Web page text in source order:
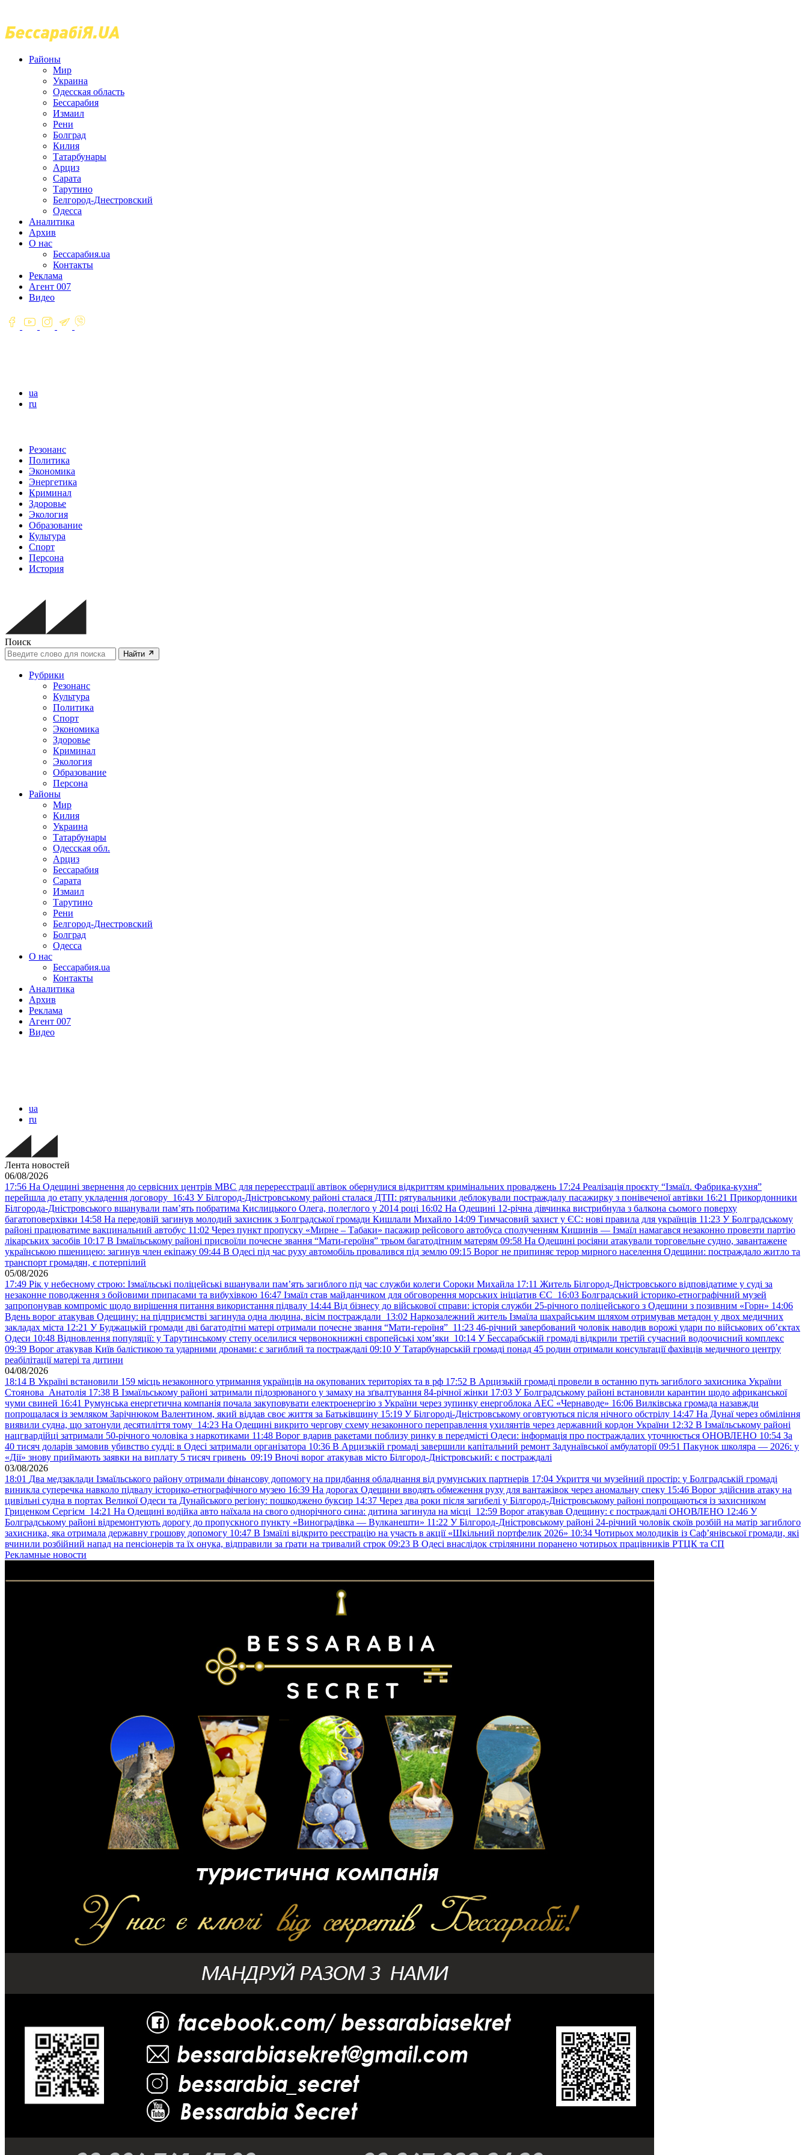
Районы
Мир
Украина
Одесская область
Бессарабия
Измаил
Рени
Болград
Килия
Татарбунары
Арциз
Сарата
Тарутино
Белгород-Днестровский
Одесса
Аналитика
Архив
О нас
Бессарабия.ua
Контакты
Реклама
Агент 007
Видео
ua
ru
Резонанс
Политика
Экономика
Энергетика
Криминал
Здоровье
Экология
Образование
Культура
Спорт
Персона
История
Поиск
Найти
Рубрики
Резонанс
Культура
Политика
Спорт
Экономика
Здоровье
Криминал
Экология
Образование
Персона
Районы
Мир
Килия
Украина
Татарбунары
Одесская обл.
Арциз
Бессарабия
Сарата
Измаил
Тарутино
Рени
Белгород-Днестровский
Болград
Одесса
О нас
Бессарабия.ua
Контакты
Аналитика
Архив
Реклама
Агент 007
Видео
ua
ru
Лента новостей
06/08/2026
17:56 На Одещині звернення до сервісних центрів МВС для перереєстрації автівок обернулися відкриттям кримінальних проваджень 17:24 Реалізація проєкту “Ізмаїл. Фабрика-кухня”
перейшла до етапу укладення договору 16:43 У Білгород-Дністровському районі сталася ДТП: рятувальники деблокували постраждалу пасажирку з понівеченої автівки 16:21 Прикордонники
Білгорода-Дністровського вшанували пам’ять побратима Кислицького Олега, полеглого у 2014 році 16:02 На Одещині 12-річна дівчинка вистрибнула з балкона сьомого поверху
багатоповерхівки 14:58 На передовій загинув молодий захисник з Болградської громади Кишлали Михайло 14:09 Тимчасовий захист у ЄС: нові правила для українців 11:23 У Болградському
районі працюватиме вакцинальний автобус 11:02 Через пункт пропуску «Мирне – Табаки» пасажир рейсового автобуса сполученням Кишинів — Ізмаїл намагався незаконно провезти партію
лікарських засобів 10:17 В Ізмаїльському районі присвоїли почесне звання “Мати-героїня” трьом багатодітним матерям 09:58 На Одещині росіяни атакували торговельне судно, завантажене
українською пшеницею: загинув член екіпажу 09:44 В Одесі під час руху автомобіль провалився під землю 09:15 Ворог не припиняє терор мирного населення Одещини: постраждало житло та
транспорт громадян, є потерпілий
05/08/2026
17:49 Рік у небесному строю: Ізмаїльські поліцейські вшанували пам’ять загиблого під час служби колеги Сороки Михайла 17:11 Житель Білгород-Дністровського відповідатиме у суді за
незаконне поводження з бойовими припасами та вибухівкою 16:47 Ізмаїл став майданчиком для обговорення морських ініціатив ЄС 16:03 Болградський історико-етнографічний музей
запропонував компроміс щодо вирішення питання використання підвалу 14:44 Від бізнесу до військової справи: історія служби 25-річного поліцейського з Одещини з позивним «Горн» 14:06
Вдень ворог атакував Одещину: на підприємстві загинула одна людина, вісім постраждали 13:02 Наркозалежний житель Ізмаїла шахрайським шляхом отримував метадон у двох медичних
закладах міста 12:21 У Буджацькій громади дві багатодітні матері отримали почесне звання “Мати-героїня” 11:23 46-річний завербований чоловік наводив ворожі удари по військових обʼєктах
Одеси 10:48 Відновлення популяції: у Тарутинському степу оселилися червонокнижні європейські хом’яки 10:14 У Бессарабській громаді відкрили третій сучасний водоочисний комплекс
09:39 Ворог атакував Київ балістикою та ударними дронами: є загиблий та постраждалі 09:10 У Татарбунарській громаді понад 45 родин отримали консультації фахівців медичного центру
реабілітації матері та дитини
04/08/2026
18:14 В Україні встановили 159 місць незаконного утримання українців на окупованих територіях та в рф 17:52 В Арцизькій громаді провели в останню путь загиблого захисника України
Стоянова Анатолія 17:38 В Ізмаїльському районі затримали підозрюваного у замаху на зґвалтування 84-річної жінки 17:03 У Болградському районі встановили карантин щодо африканської
чуми свиней 16:41 Румунська енергетична компанія почала закуповувати електроенергію з України через зупинку енергоблока АЕС «Чернаводе» 16:06 Вилківська громада назавжди
попрощалася із земляком Зарічнюком Валентином, який віддав своє життя за Батьківщину 15:19 У Білгороді-Дністровському оговтуються після нічного обстрілу 14:47 На Дунаї через обміління
виявили судна, що затонули десятиліття тому 14:23 На Одещині викрито чергову схему незаконного переправлення ухилянтів через державний кордон України 12:32 В Ізмаїльському районі
нацгвардійці затримали 50-річного чоловіка з наркотиками 11:48 Ворог вдарив ракетами поблизу ринку в передмісті Одеси: інформація про постраждалих уточнюється ОНОВЛЕНО 10:54 За
40 тисяч доларів замовив убивство судді: в Одесі затримали організатора 10:36 В Арцизькій громаді завершили капітальний ремонт Задунаївської амбулаторії 09:51 Пакунок школяра — 2026: у
«Дії» знову приймають заявки на виплату 5 тисяч гривень 09:19 Вночі ворог атакував місто Білгород-Дністровський: є постраждалі
03/08/2026
18:01 Два медзаклади Ізмаїльського району отримали фінансову допомогу на придбання обладнання від румунських партнерів 17:04 Укриття чи музейний простір: у Болградській громаді
виникла суперечка навколо підвалу історико-етнографічного музею 16:39 На дорогах Одещини вводять обмеження руху для вантажівок через аномальну спеку 15:46 Ворог здійснив атаку на
цивільні судна в портах Великої Одеси та Дунайського регіону: пошкоджено буксир 14:37 Через два роки після загибелі у Білгород-Дністровському районі попрощаються із захисником
Гриценком Сергієм 14:21 На Одещині водійка авто наїхала на свого однорічного сина: дитина загинула на місці 12:59 Ворог атакував Одещину: є постраждалі ОНОВЛЕНО 12:46 У
Болградському районі відремонтують дорогу до пропускного пункту «Виноградівка — Вулканешти» 11:22 У Білгород-Дністровському районі 24-річний чоловік скоїв розбій на матір загиблого
захисника, яка отримала державну грошову допомогу 10:47 В Ізмаїлі відкрито реєстрацію на участь в акції «Шкільний портфелик 2026» 10:34 Чотирьох молодиків із Саф’янівської громади, які
вчинили розбійний напад на пенсіонерів та їх онука, відправили за ґрати на тривалий строк 09:23 В Одесі внаслідок стрілянини поранено чотирьох працівників РТЦК та СП
Рекламные новости